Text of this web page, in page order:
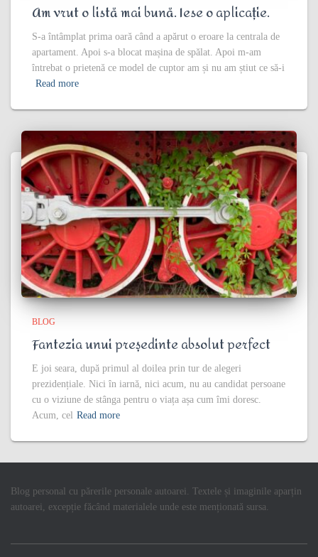
Am vrut o listă mai bună. Iese o aplicație.
S-a întâmplat prima oară când a apărut o eroare la centrala de
apartament. Apoi s-a blocat mașina de spălat. Apoi m-am
întrebat o prietenă ce model de cuptor am și nu am știut ce să-i
Read more
BLOG
Fantezia unui președinte absolut perfect
E joi seara, după primul al doilea prin tur de alegeri
prezidențiale. Nici în iarnă, nici acum, nu au candidat persoane
cu o viziune de stânga pentru o viața așa cum îmi doresc.
Acum, cel Read more
Blog personal cu părerile personale autoarei. Textele și imaginile aparțin
autoarei, excepție făcând materialele unde este menționată sursa.